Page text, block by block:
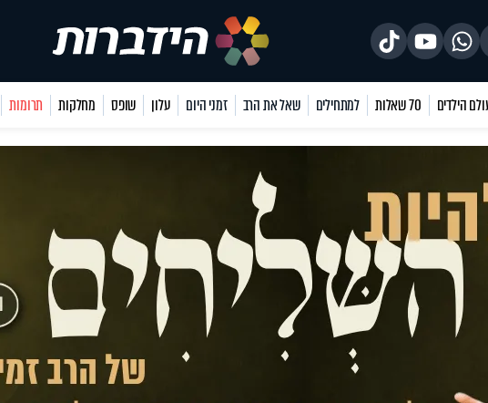
הילדים 70 שאלות למתחילים שאל את הרב זמני היום עלון שופס מחלקות תרומות